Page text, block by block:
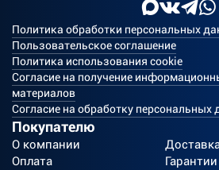
Политика обработки персональных
Пользовательское соглашение
Политика использования cookie
Согласие на получение
материалов
Согласие на обработку персональных
Покупателю
О компании
Оплата